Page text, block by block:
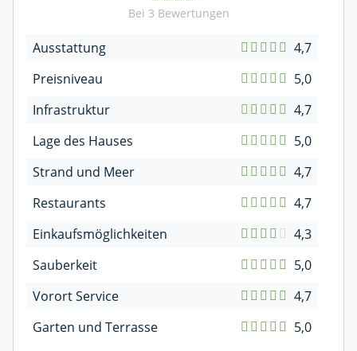
Bei 3 Bewertungen
Ausstattung
4,7
Preisniveau
5,0
Infrastruktur
4,7
Lage des Hauses
5,0
Strand und Meer
4,7
Restaurants
4,7
Einkaufsmöglichkeiten
4,3
Sauberkeit
5,0
Vorort Service
4,7
Garten und Terrasse
5,0